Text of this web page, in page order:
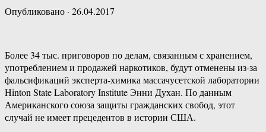
Опубликовано · 26.04.2017
Более 34 тыс. приговоров по делам, связанным с хранением,
употреблением и продажей наркотиков, будут отменены из-за
фальсификаций эксперта-химика массачусетской лаборатории
Hinton State Laboratory Institute Энни Духан. По данным
Американского союза защиты гражданских свобод, этот
случай не имеет прецедентов в истории США.